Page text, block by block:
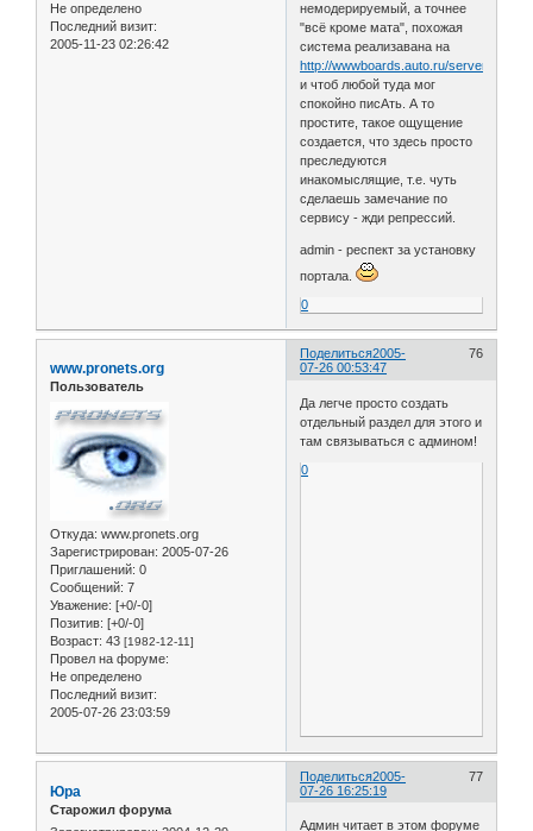
Не определено
Последний визит:
2005-11-23 02:26:42
немодерируемый, а точнее
"всё кроме мата", похожая
система реализавана на
http://wwwboards.auto.ru/server
и чтоб любой туда мог
спокойно писАть. А то
простите, такое ощущение
создается, что здесь просто
преследуются
инакомыслящие, т.е. чуть
сделаешь замечание по
сервису - жди репрессий.
admin - респект за установку
портала.
0
Поделиться 76
2005-
07-26 00:53:47
www.pronets.org
Пользователь
Откуда: www.pronets.org
Зарегистрирован: 2005-07-26
Приглашений: 0
Сообщений: 7
Уважение: [+0/-0]
Позитив: [+0/-0]
Возраст: 43 [1982-12-11]
Провел на форуме:
Не определено
Последний визит:
2005-07-26 23:03:59
Да легче просто создать
отдельный раздел для этого и
там связываться с админом!
0
Поделиться 77
2005-
07-26 16:25:19
Юра
Старожил форума
Админ читает в этом форуме